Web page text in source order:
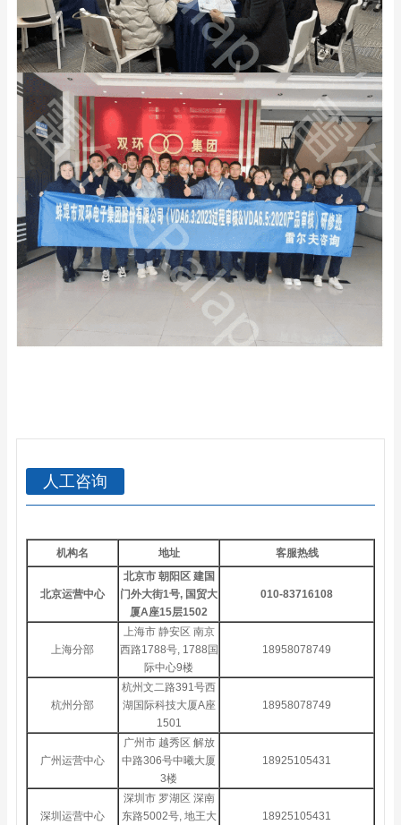
人工咨询
机构名 地址 客服热线
北京运营中心
北京市 朝阳区 建国
门外大街1号, 国贸大
厦A座15层1502
010-83716108
上海分部
上海市 静安区 南京
西路1788号, 1788国
际中心9楼
18958078749
杭州分部
杭州文二路391号西
湖国际科技大厦A座
1501
18958078749
广州运营中心
广州市 越秀区 解放
中路306号中曦大厦
3楼
18925105431
深圳运营中心
深圳市 罗湖区 深南
东路5002号, 地王大
18925105431